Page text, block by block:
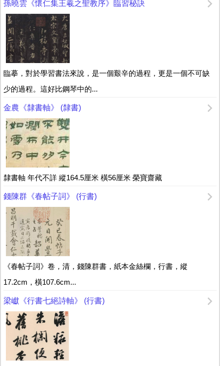
孫曉雲《懷仁集王羲之聖教序》臨習秘訣
臨摹，對於學習書法來說，是一個艱辛的過程，更是一個不可缺
少的過程。這好比鋼琴中的...
金農《隸書軸》 (隸書)
隸書軸 年代不詳 縱164.5厘米 橫56厘米 榮寶齋藏
錢陳群《春帖子詞》 (行書)
《春帖子詞》卷，清，錢陳群書，紙本金絲欄，行書，縱
17.2cm，橫107.6cm...
梁巘《行書七絕詩軸》 (行書)